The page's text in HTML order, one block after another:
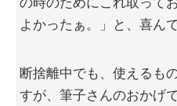
よかったぁ。」と、喜ん
断捨離中でも、使えるも
すが、筆子さんのおかげ